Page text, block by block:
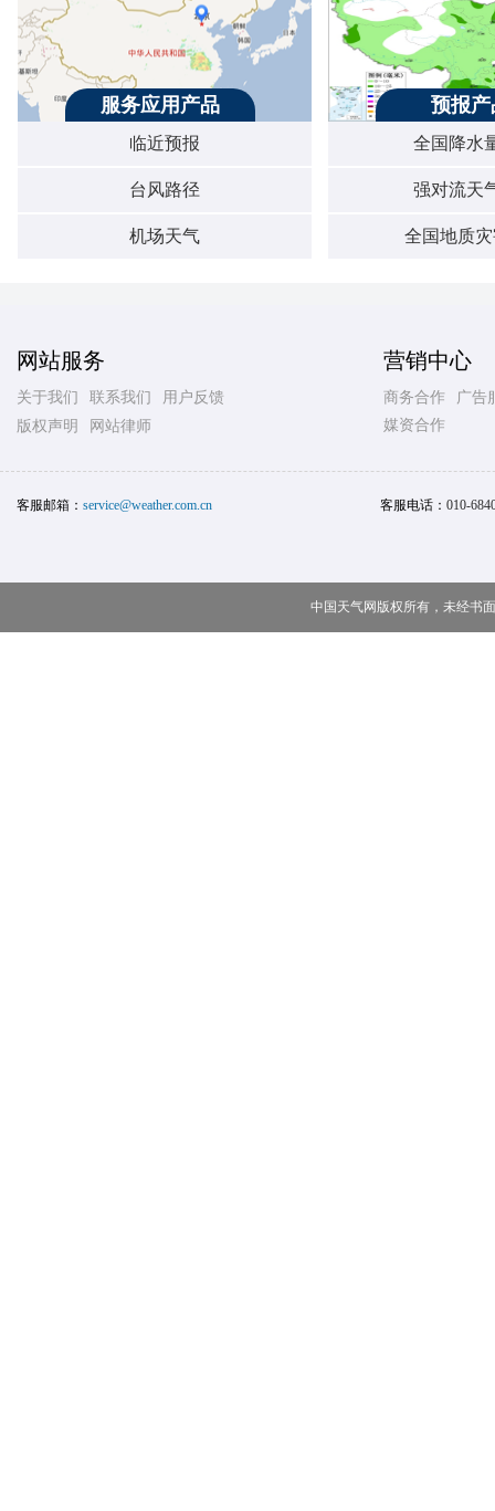
服务应用产品
临近预报
台风路径
机场天气
预报产
全国降水
强对流天
全国地质
网站服务
关于我们 联系我们
用户反馈
版权声明
网站律师
营销中心
商务合作
广告
媒资合作
客服邮箱： service@weather.com.cn 客服电话： 010-
中国天气网版权所有，未经